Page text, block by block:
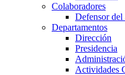
Colaboradores
Defensor del
Departamentos
Dirección
Presidencia
Actividades